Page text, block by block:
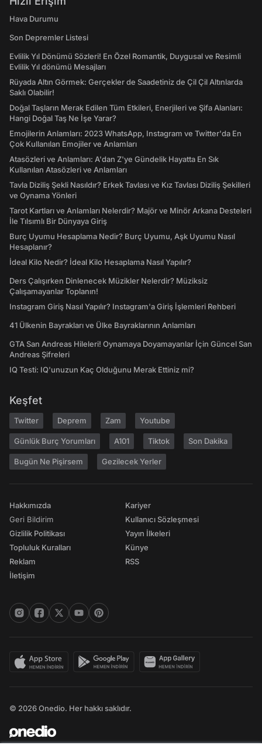
Hava Durumu
Son Depremler Listesi
Evlilik Yıl Dönümü Sözleri! En Özel Romantik, Duygusal ve Resimli
Evlilik Yıl dönümü Mesajları
Rüyada Altın Görmek: Gerçekler de Saadetiniz de Çil Çil Altınlarda
Saklı Olabilir!
Doğal Taşların Merak Edilen Tüm Etkileri, Enerjileri ve Şifa Alanları:
Hangi Doğal Taş Ne İşe Yarar?
Emojilerin Anlamları: 2023 WhatsApp, Instagram ve Twitter'da En
Çok Kullanılan Emojiler ve Anlamları
Atasözleri ve Anlamları: A'dan Z'ye Gündelik Hayatta En Sık
Kullanılan Atasözleri ve Anlamları
Tavla Diziliş Şekli Nasıldır? Erkek Tavlası ve Kız Tavlası Diziliş Şekilleri
ve Oynama Yönleri
Tarot Kartları ve Anlamları Nelerdir? Majör ve Minör Arkana Desteleri
İle Tılsımlı Bir Dünyaya Giriş
Burç Uyumu Hesaplama Nedir? Burç Uyumu, Aşk Uyumu Nasıl
Hesaplanır?
İdeal Kilo Nedir? İdeal Kilo Hesaplama Nasıl Yapılır?
Ders Çalışırken Dinlenecek Müzikler Nelerdir? Müziksiz
Çalışamayanlar Toplanın!
Instagram Giriş Nasıl Yapılır? Instagram'a Giriş İşlemleri Rehberi
41 Ülkenin Bayrakları ve Ülke Bayraklarının Anlamları
GTA San Andreas Hileleri! Oynamaya Doyamayanlar İçin Güncel San
Andreas Şifreleri
IQ Testi: IQ'unuzun Kaç Olduğunu Merak Ettiniz mi?
Keşfet
Twitter Deprem Zam Youtube
Günlük Burç Yorumları A101 Tiktok Son Dakika
Bugün Ne Pişirsem Gezilecek Yerler
Hakkımızda
Geri Bildirim
Gizlilik Politikası
Topluluk Kuralları
Reklam
İletişim
Kariyer
Kullanıcı Sözleşmesi
Yayın İlkeleri
Künye
RSS
© 2026 Onedio. Her hakkı saklıdır.